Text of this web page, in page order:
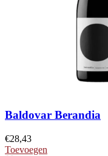
Baldovar Berandia
€28,43
Toevoegen